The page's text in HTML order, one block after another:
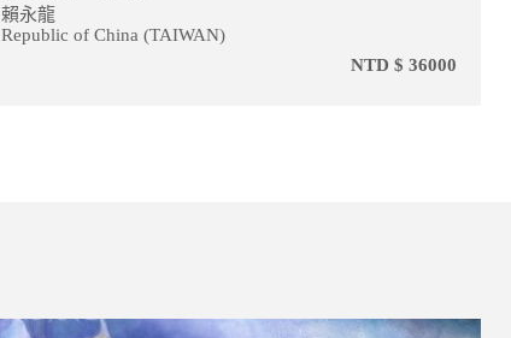
賴永龍
Republic of China (TAIWAN)
NTD $ 45000